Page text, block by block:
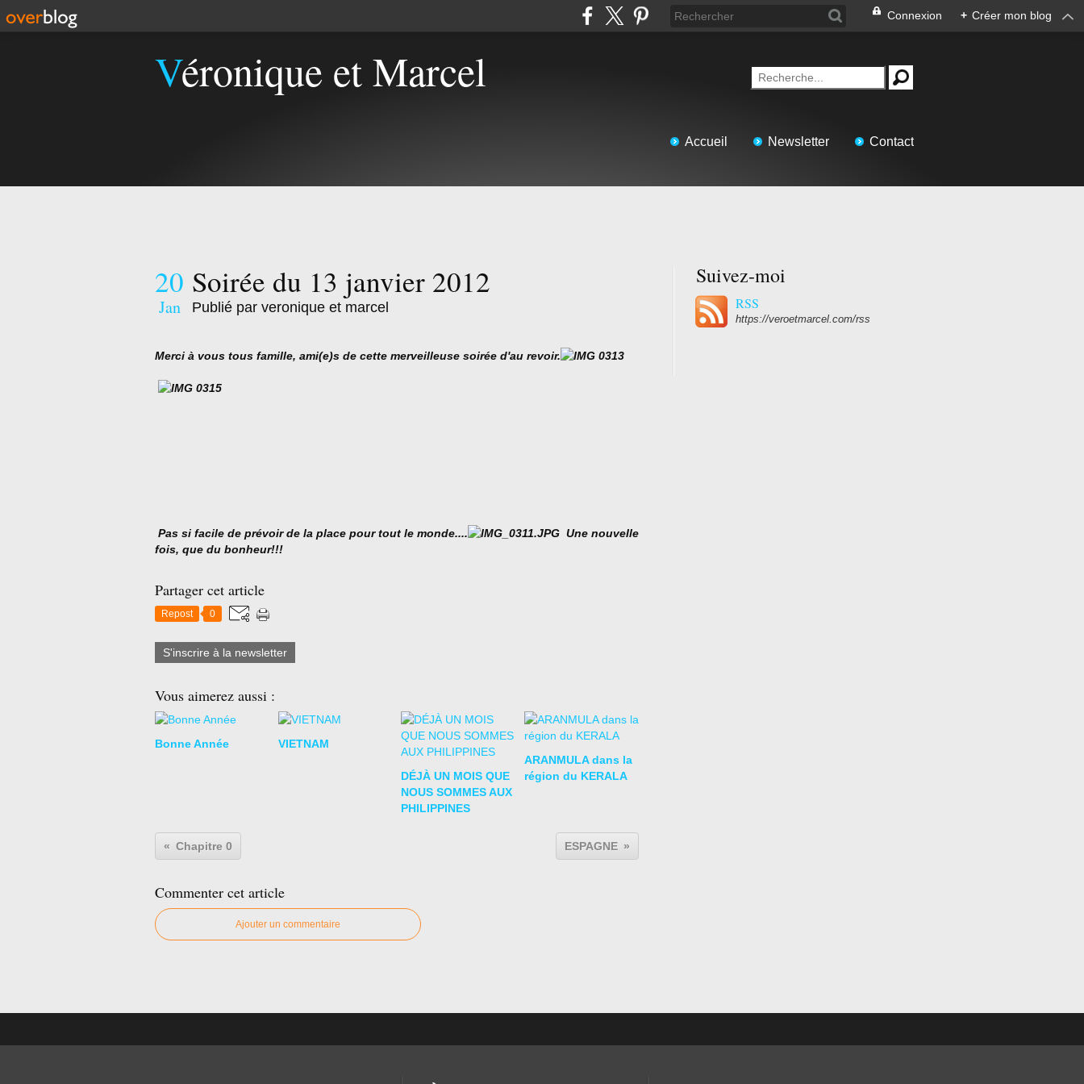
Connexion + Créer mon blog
Véronique et Marcel
Accueil Newsletter Contact
20
Jan
Soirée du 13 janvier 2012
Publié par veronique et marcel
Merci à vous tous famille, ami(e)s de cette merveilleuse soirée d'au revoir.
Pas si facile de prévoir de la place pour tout le monde....
Une nouvelle
fois, que du bonheur!!!
Partager cet article
Repost 0
S'inscrire à la newsletter
Vous aimerez aussi :
Bonne Année VIETNAM
DÉJÀ UN MOIS QUE
NOUS SOMMES AUX
PHILIPPINES
ARANMULA dans la
région du KERALA
Chapitre 0 ESPAGNE
Commenter cet article
Ajouter un commentaire
Suivez-moi
RSS
https://veroetmarcel.com/rss